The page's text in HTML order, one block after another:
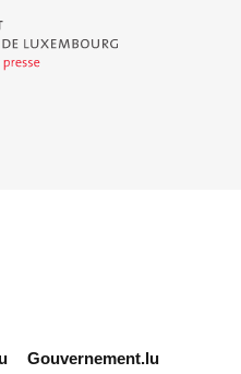
de Luxembourg - Service
Gouvernement.lu